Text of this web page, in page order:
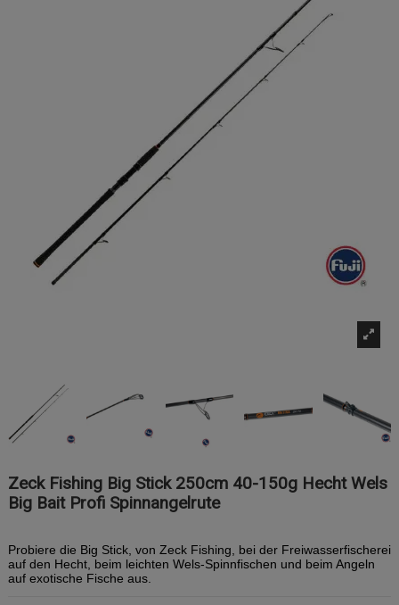
Zeck Fishing Big Stick 250cm 40-150g Hecht Wels
Big Bait Profi Spinnangelrute
Probiere die Big Stick, von Zeck Fishing, bei der Freiwasserfischerei
auf den Hecht, beim leichten Wels-Spinnfischen und beim Angeln
auf exotische Fische aus.